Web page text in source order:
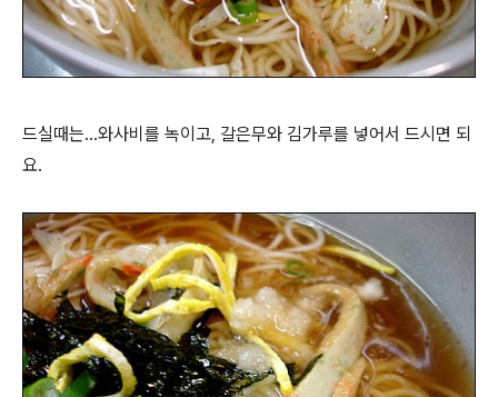
드실때는...와사비를 녹이고, 갈은무와 김가루를 넣어서 드시면 되
요.